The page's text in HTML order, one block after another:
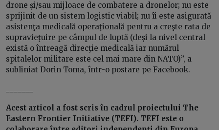
drone şi/sau mijloace de combatere a dronelor; nu este
sprijinit de un sistem logistic viabil; nu îi este asigurată
asistenţa medicală operaţională pentru a creşte rata de
supravieţuire pe câmpul de luptă (deşi la nivel central
există o întreagă direcţie medicală iar numărul
spitalelor militare este cel mai mare din NATO)”, a
subliniat Dorin Toma, într-o postare pe Facebook.
Acest articol a fost scris în cadrul proiectului The
Eastern Frontier Initiative (TEFI). TEFI este o